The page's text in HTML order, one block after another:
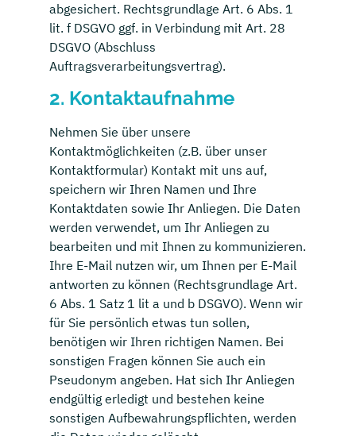
abgesichert. Rechtsgrundlage Art. 6 Abs. 1
lit. f DSGVO ggf. in Verbindung mit Art. 28
DSGVO (Abschluss
Auftragsverarbeitungsvertrag).
2. Kontaktaufnahme
Nehmen Sie über unsere
Kontaktmöglichkeiten (z.B. über unser
Kontaktformular) Kontakt mit uns auf,
speichern wir Ihren Namen und Ihre
Kontaktdaten sowie Ihr Anliegen. Die Daten
werden verwendet, um Ihr Anliegen zu
bearbeiten und mit Ihnen zu kommunizieren.
Ihre E-Mail nutzen wir, um Ihnen per E-Mail
antworten zu können (Rechtsgrundlage Art.
6 Abs. 1 Satz 1 lit a und b DSGVO). Wenn wir
für Sie persönlich etwas tun sollen,
benötigen wir Ihren richtigen Namen. Bei
sonstigen Fragen können Sie auch ein
Pseudonym angeben. Hat sich Ihr Anliegen
endgültig erledigt und bestehen keine
sonstigen Aufbewahrungspflichten, werden